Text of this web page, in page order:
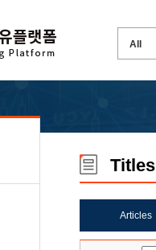
Titles
Articles